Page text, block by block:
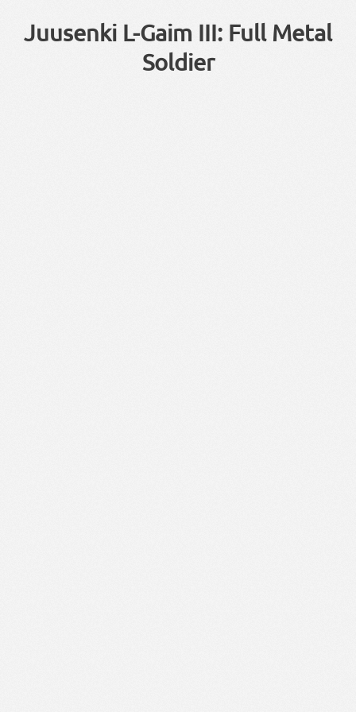
Juusenki L-Gaim III: Full Metal
Soldier